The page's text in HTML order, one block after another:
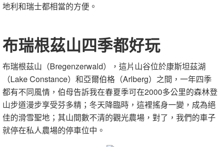
地利和瑞士都相當的方便。
布瑞根茲山四季都好玩
布瑞根茲山（Bregenzerwald），這片山谷位於康斯坦茲湖
（Lake Constance）和亞爾伯格（Arlberg）之間，一年四季
都有不同風情，伯母告訴我在春夏季可在2000多公里的森林登
山步道漫步享受芬多精；冬天降臨時，這裡搖身一變，成為絕
佳的滑雪聖地；其山間數不清的觀光農場，對了，我們的車子
就停在私人農場的停車位中。